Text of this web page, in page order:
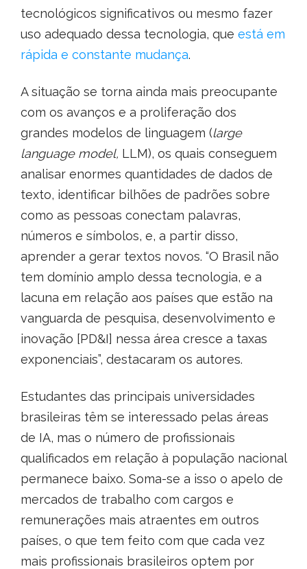
tecnológicos significativos ou mesmo fazer
uso adequado dessa tecnologia, que está em
rápida e constante mudança.
A situação se torna ainda mais preocupante
com os avanços e a proliferação dos
grandes modelos de linguagem (large
language model, LLM), os quais conseguem
analisar enormes quantidades de dados de
texto, identificar bilhões de padrões sobre
como as pessoas conectam palavras,
números e símbolos, e, a partir disso,
aprender a gerar textos novos. “O Brasil não
tem domínio amplo dessa tecnologia, e a
lacuna em relação aos países que estão na
vanguarda de pesquisa, desenvolvimento e
inovação [PD&I] nessa área cresce a taxas
exponenciais”, destacaram os autores.
Estudantes das principais universidades
brasileiras têm se interessado pelas áreas
de IA, mas o número de profissionais
qualificados em relação à população nacional
permanece baixo. Soma-se a isso o apelo de
mercados de trabalho com cargos e
remunerações mais atraentes em outros
países, o que tem feito com que cada vez
mais profissionais brasileiros optem por